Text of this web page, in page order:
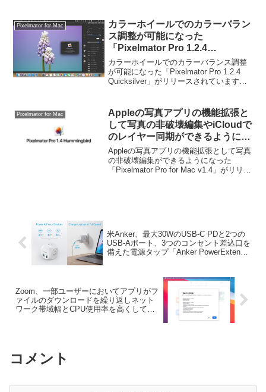
そう...
Pixelmator for Mac
カラーホイールでのカラーバラン
ス調整が可能になった
「Pixelmator Pro 1.2.4
Quicksilver」がリリース。
カラーホイールでのカラーバランス調整
が可能になった「Pixelmator Pro 1.2.4
Quicksilver」がリリースされています。
Pixelmator for Mac
Appleの写真アプリの機能拡張と
して写真の非破壊編集やiCloudで
のレイヤー同期ができるようにな
った「Pixelmator Pro for Mac
v1.4」がリリース。
Appleの写真アプリの機能拡張として写真
の非破壊編集ができるようになった
「Pixelmator Pro for Mac v1.4」がリリー
米Anker、最大30WのUSB-C PDと2つの
USB-Aポート、3つのコンセント差込口を
備えた電源タップ「Anker PowerExtend
Zoom、一部ユーザーにおいてアプリがフ
ァイルのダウンロードを繰り返しネット
ワーク帯域幅とCPU使用率を高くしてし
コメント